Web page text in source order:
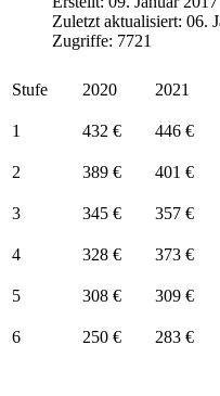
Zuletzt aktualisiert: 06.
Zugriffe: 7721
Stufe 2020 2021
1 432 € 446 €
2 389 € 401 €
3 345 € 357 €
4 328 € 373 €
5 308 € 309 €
6 250 € 283 €